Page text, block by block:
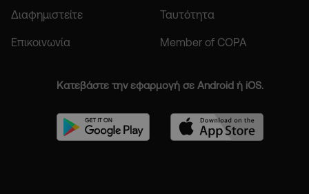
Διαφημιστείτε Ταυτότητα
Επικοινωνία Member of COPA
Κατεβάστε την εφαρμογή σε Android ή iOS.